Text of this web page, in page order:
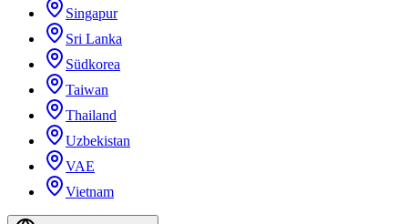
Singapur
Sri Lanka
Südkorea
Taiwan
Thailand
Uzbekistan
VAE
Vietnam